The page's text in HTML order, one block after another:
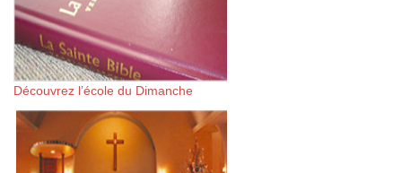
Découvrez l’école du Dimanche